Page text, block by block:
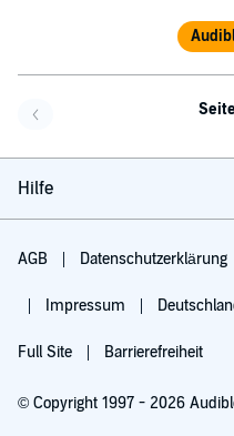
Hilfe
AGB Datenschutzerklärung
Impressum
Full Site Barrierefreiheit
© Copyright 1997 - 2026